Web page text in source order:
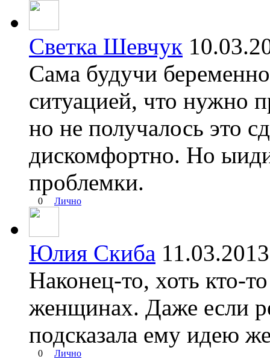
Светка Шевчук
Сама будучи
ситуацией, что нужно
но не получалось это
дискомфортно. Но
проблемки.
0 Лично
Юлия Скиба
Наконец-то, хоть кто-
женщинах. Даже если
подсказала ему идею
0 Лично